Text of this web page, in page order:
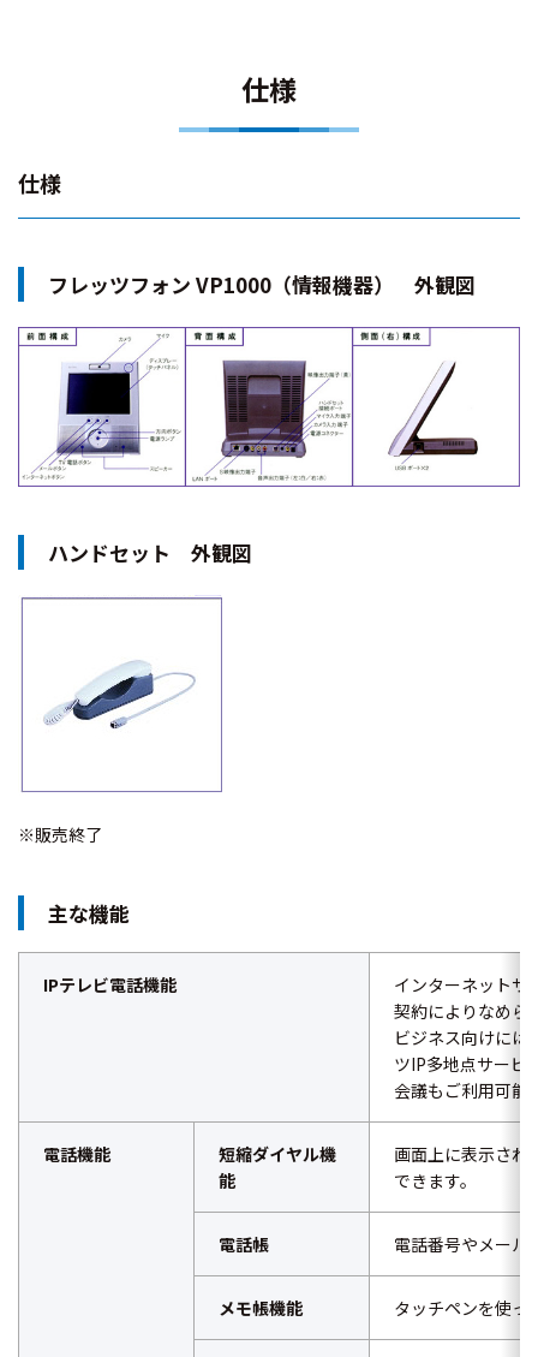
仕様
仕様
フレッツフォン VP1000（情報機器） 外観図
ハンドセット 外観図
※販売終了
主な機能
IPテレビ電話機能
インターネットサ
契約によりなめら
ビジネス向けには
ツIP多地点サービ
会議もご利用可能
電話機能
短縮ダイヤル機
能
画面上に表示され
できます。
電話帳 電話番号やメール
メモ帳機能 タッチペンを使っ